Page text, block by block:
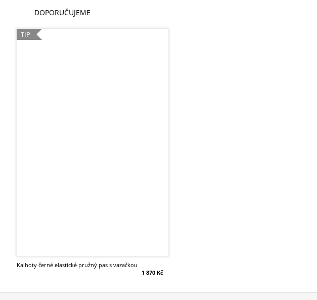
DOPORUČUJEME
TIP
kalhoty černé elastické pružný pas s vazačkou
1 870 Kč